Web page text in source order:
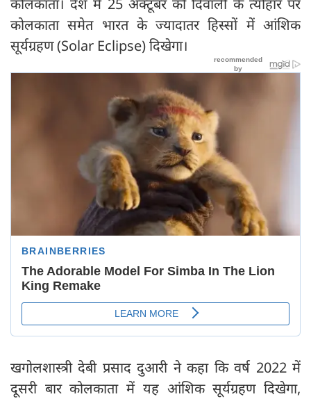
कोलकाता। देश में 25 अक्टूबर को दिवाली के त्योहार पर
कोलकाता समेत भारत के ज्यादातर हिस्सों में आंशिक
सूर्यग्रहण (Solar Eclipse) दिखेगा।
खगोलशास्त्री देबी प्रसाद दुआरी ने कहा कि वर्ष 2022 में
दूसरी बार कोलकाता में यह आंशिक सूर्यग्रहण दिखेगा,